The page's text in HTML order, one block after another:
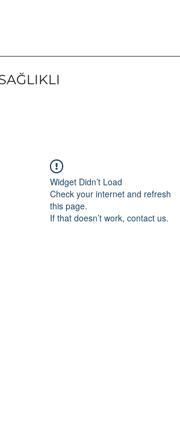
Widget Didn’t Load
Check your internet and refresh
this page.
If that doesn’t work, contact us.